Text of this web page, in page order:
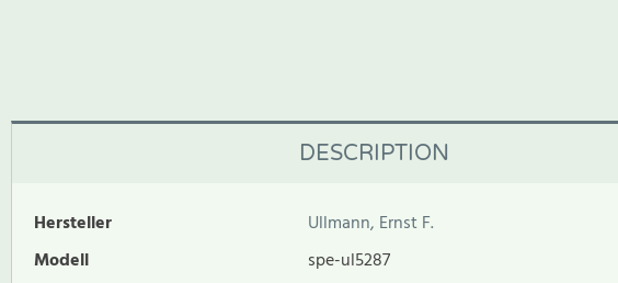
DESCRIPTION
Hersteller
Ullmann, Ernst F.
Modell
spe-ul5287